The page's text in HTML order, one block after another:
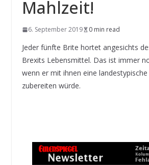
Mahlzeit!
6. September 2019 0 min read
Jeder fünfte Brite hortet angesichts
Brexits Lebensmittel. Das ist immer
wenn er mit ihnen eine
zubereiten würde.